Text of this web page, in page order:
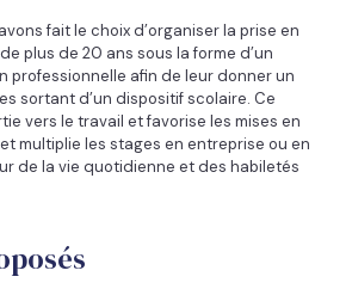
fait le choix d’organiser la prise en
plus de 20 ans sous la forme d’un
professionnelle afin de leur donner un
sortant d’un dispositif scolaire. Ce
vers le travail et favorise les mises en
multiplie les stages en entreprise ou en
de la vie quotidienne et des habiletés